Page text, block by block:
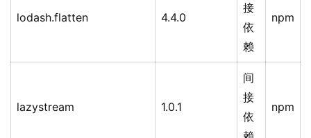
lodash.flatten 4.4.0
接
依
赖
npm
lazystream 1.0.1
间
接
依
npm